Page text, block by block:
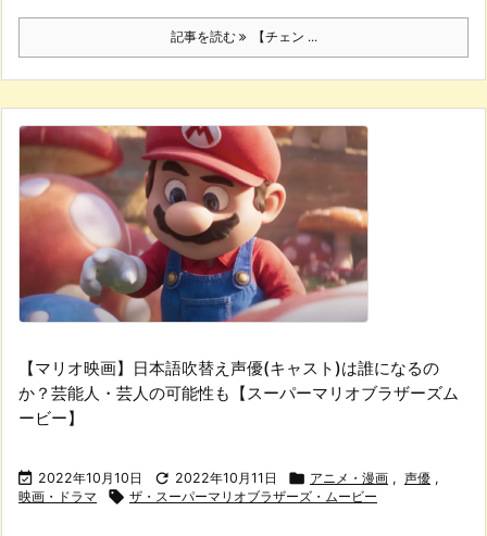
記事を読む 【チェン ...
【マリオ映画】日本語吹替え声優(キャスト)は誰になるの
か？芸能人・芸人の可能性も【スーパーマリオブラザーズム
ービー】
 2022年10月10日  2022年10月11日  アニメ・漫画 , 声優 ,
映画・ドラマ
 ザ・スーパーマリオブラザーズ・ムービー